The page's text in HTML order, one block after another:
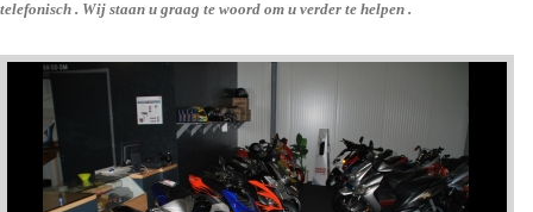
telefonisch . Wij staan u graag te woord om u verder te helpen .